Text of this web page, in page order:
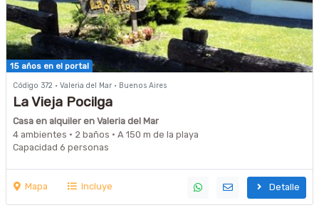
15 años en el portal
Código 372 · Valeria del Mar · Buenos Aires
La Vieja Pocilga
Casa en alquiler en Valeria del Mar
4 ambientes · 2 baños · A 150 m de la playa
Capacidad 6 personas
Mapa Incluye Detalle